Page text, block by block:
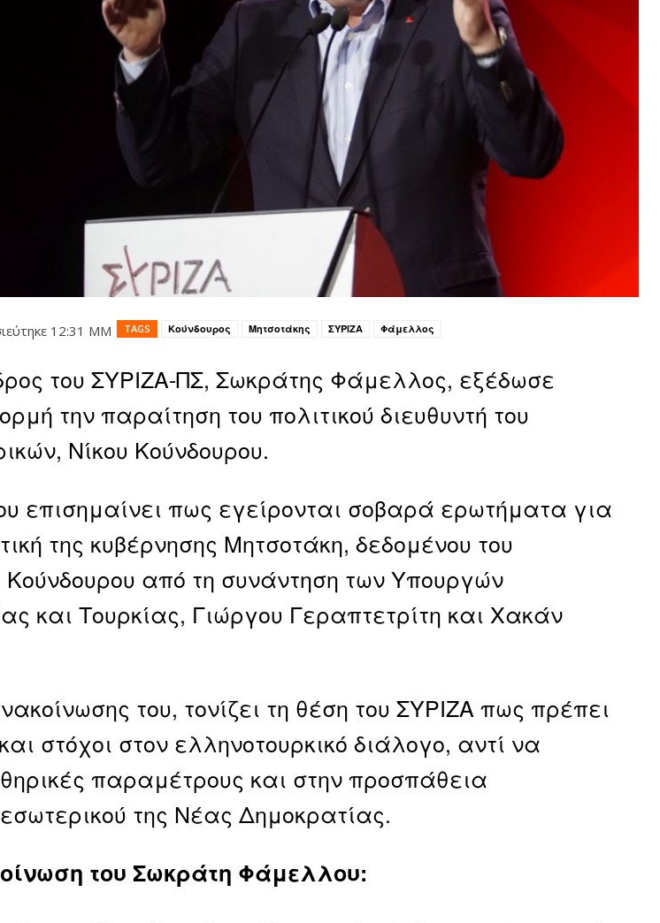
12:31 ΜΜ TAGS Κούνδουρος Μητσοτάκης ΣΥΡΙΖΑ Φάμελλος
του ΣΥΡΙΖΑ-ΠΣ, Σωκράτης Φάμελλος, εξέδωσε
την παραίτηση του πολιτικού διευθυντή του
Νίκου Κούνδουρου.
επισημαίνει πως εγείρονται σοβαρά ερωτήματα για
της κυβέρνησης Μητσοτάκη, δεδομένου του
Κούνδουρου από τη συνάντηση των Υπουργών
και Τουρκίας, Γιώργου Γεραπτετρίτη και Χακάν
του, τονίζει τη θέση του ΣΥΡΙΖΑ πως πρέπει
στόχοι στον ελληνοτουρκικό διάλογο, αντί να
παραμέτρους και στην προσπάθεια
της Νέας Δημοκρατίας.
του Σωκράτη Φάμελλου: